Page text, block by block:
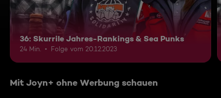
36: Skurrile Jahres-Rankings & Sea Punks
24 Min. Folge vom 20.12.2023
Mit Joyn+ ohne Werbung schauen